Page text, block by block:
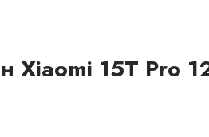
Xiaomi 15T Pro